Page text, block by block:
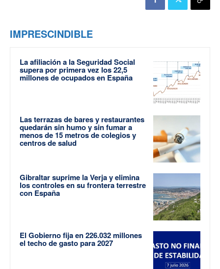
IMPRESCINDIBLE
La afiliación a la Seguridad Social
supera por primera vez los 22,5
millones de ocupados en España
Las terrazas de bares y restaurantes
quedarán sin humo y sin fumar a
menos de 15 metros de colegios y
centros de salud
Gibraltar suprime la Verja y elimina
los controles en su frontera terrestre
con España
El Gobierno fija en 226.032 millones
el techo de gasto para 2027